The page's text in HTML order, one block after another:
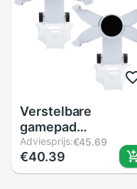
Verstelbare
gamepad
handgreepbeugel
telefoonklem clip
game controller
Adviesprijs:€45.69
€40.39